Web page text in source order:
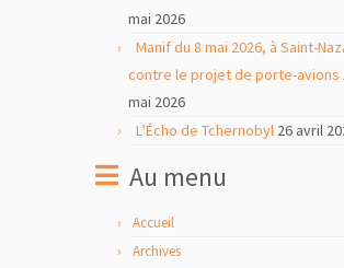
mai 2026
Manif du 8 mai 2026, à Saint-
contre le projet de porte-avions
mai 2026
L’Écho de Tchernobyl 26 avril
Au menu
Accueil
Archives